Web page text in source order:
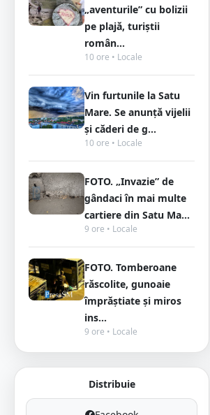
„aventurile” cu bolizii
pe plajă, turiștii
român...
10 ore • Locale
Vin furtunile la Satu
Mare. Se anunță vijelii
și căderi de g...
10 ore • Locale
FOTO. „Invazie” de
gândaci în mai multe
cartiere din Satu Ma...
9 ore • Locale
FOTO. Tomberoane
răscolite, gunoaie
împrăștiate și miros
ins...
9 ore • Locale
Distribuie